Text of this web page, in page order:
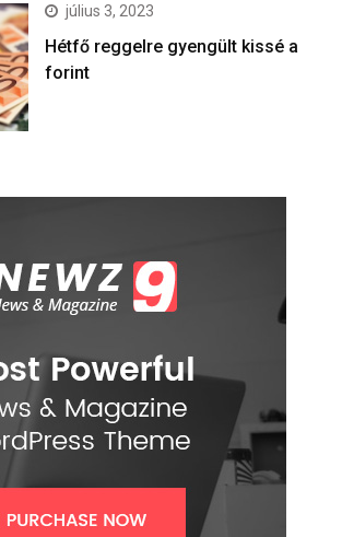
július 3, 2023
Hétfő reggelre gyengült kissé a
forint